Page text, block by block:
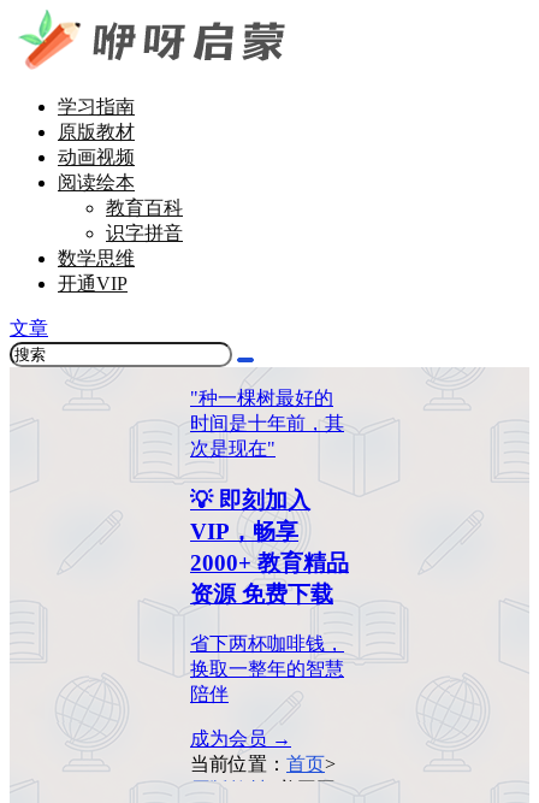
学习指南
原版教材
动画视频
阅读绘本
教育百科
识字拼音
数学思维
开通VIP
文章
"种一棵树最好的
时间是十年前，其
次是现在"
💡 即刻加入
VIP，畅享
2000+ 教育精品
资源 免费下载
省下两杯咖啡钱，
换取一整年的智慧
陪伴
成为会员 →
当前位置： 首页>
原版教材
美国国